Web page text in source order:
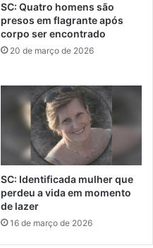
SC: Quatro homens são
presos em flagrante após
corpo ser encontrado
20 de março de 2026
SC: Identificada mulher que
perdeu a vida em momento
de lazer
16 de março de 2026